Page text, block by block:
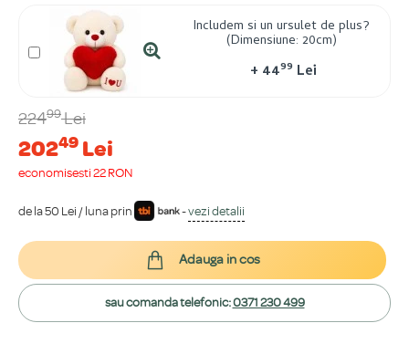
22499Lei
20249 Lei
economisești 22 RON
de la 50 Lei / luna prin -vezi detalii
Includem si un ursulet de plus?
(Dimensiune: 20cm)
+ 4499 Lei
Adauga in cos
sau comanda telefonic:0371 230 499